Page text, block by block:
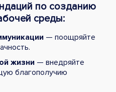
по созданию
среды:
— поощряйте
жизни — внедряйте
благополучию